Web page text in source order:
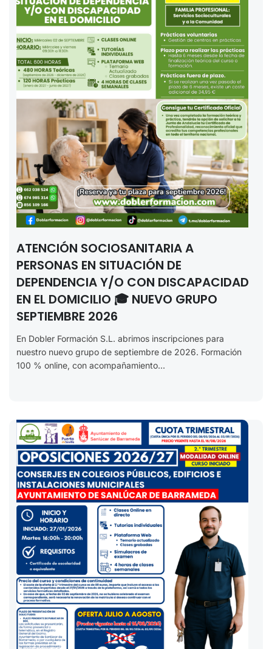
ATENCIÓN SOCIOSANITARIA A
PERSONAS EN SITUACIÓN DE
DEPENDENCIA Y/O CON DISCAPACIDAD
EN EL DOMICILIO 🎓 NUEVO GRUPO
SEPTIEMBRE 2026
En Dobler Formación S.L. abrimos inscripciones para
nuestro nuevo grupo de septiembre de 2026. Formación
100 % online, con acompañamiento...